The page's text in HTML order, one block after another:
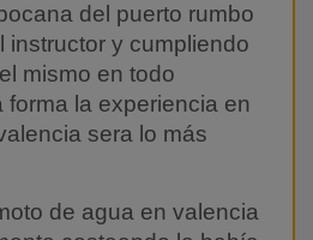
del puerto rumbo
instructor y cumpliendo
mismo en todo
forma la experiencia en
sera lo más
de agua en valencia